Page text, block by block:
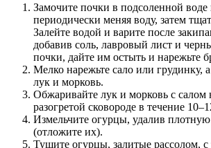
Замочите почки в подсоленной воде
периодически меняя воду, затем
Залейте водой и варите после
добавив соль, лавровый лист и
почки, дайте им остыть и нарежьте
Мелко нарежьте сало или грудинку,
лук и морковь.
Обжаривайте лук и морковь с салом
разогретой сковороде в течение
Измельчите огурцы, удалив
(отложите их).
Тушите огурцы, залитые рассолом, с